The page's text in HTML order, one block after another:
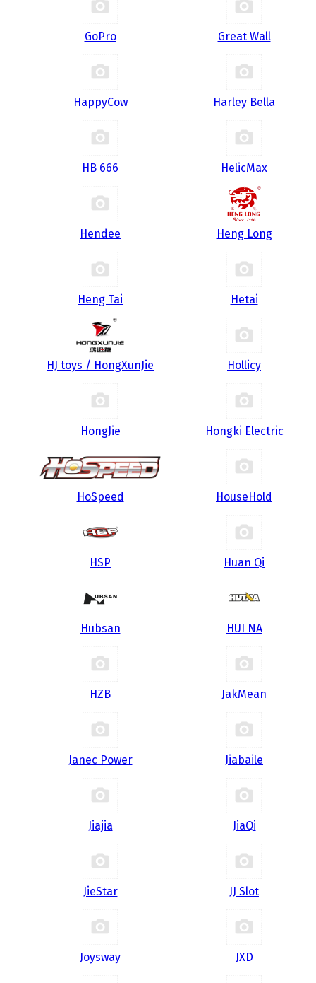
GoPro Great Wall
HappyCow Harley Bella
HB 666 HelicMax
Hendee Heng Long
Heng Tai Hetai
HJ toys / HongXunJie Hollicy
HongJie Hongki Electric
HoSpeed HouseHold
HSP Huan Qi
Hubsan HUI NA
HZB JakMean
Janec Power Jiabaile
Jiajia JiaQi
JieStar JJ Slot
Joysway JXD